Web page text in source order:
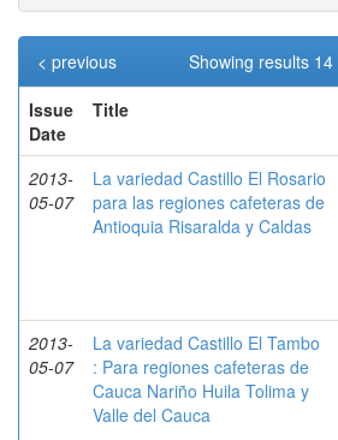
Showing results
< previous
Issue
Date
Title
2013-
05-07
La variedad Castillo El Rosario
para las regiones cafeteras de
Antioquia Risaralda y Caldas
2013-
05-07
La variedad Castillo El Tambo
: Para regiones cafeteras de
Cauca Nariño Huila Tolima y
Valle del Cauca